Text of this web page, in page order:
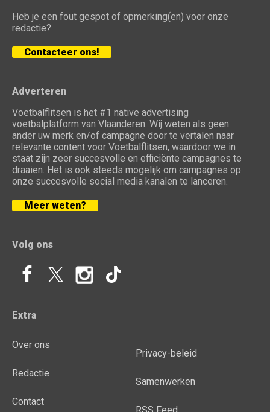
Heb je een fout gespot of opmerking(en) voor onze
redactie?
Contacteer ons!
Adverteren
Voetbalflitsen is het #1 native advertising
voetbalplatform van Vlaanderen. Wij weten als geen
ander uw merk en/of campagne door te vertalen naar
relevante content voor Voetbalflitsen, waardoor we in
staat zijn zeer succesvolle en efficiënte campagnes te
draaien. Het is ook steeds mogelijk om campagnes op
onze succesvolle social media kanalen te lanceren.
Meer weten?
Volg ons
Extra
Over ons
Redactie
Contact
Privacy-beleid
Samenwerken